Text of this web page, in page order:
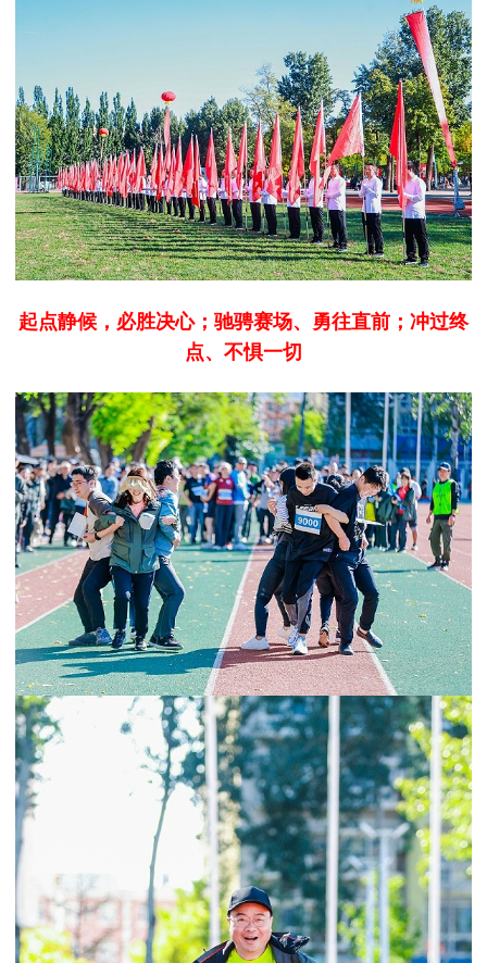
起点静候，必胜决心；驰骋赛场、勇往直前；冲过终
点、不惧一切